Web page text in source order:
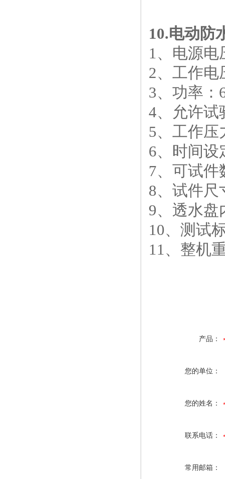
10.电动防
1、电源电
2、工作电
3、功率：
4、允许试
5、工作压
6、时间设
7、可试件
8、试件尺
9、透水盘
10、测试
11、整机
产品：
您的单位：
您的姓名：
联系电话：
常用邮箱：